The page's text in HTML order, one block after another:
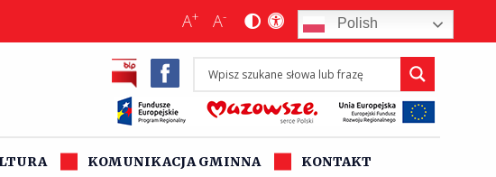
A+ A- Polish
KOMUNIKACJA GMINNA KONTAKT